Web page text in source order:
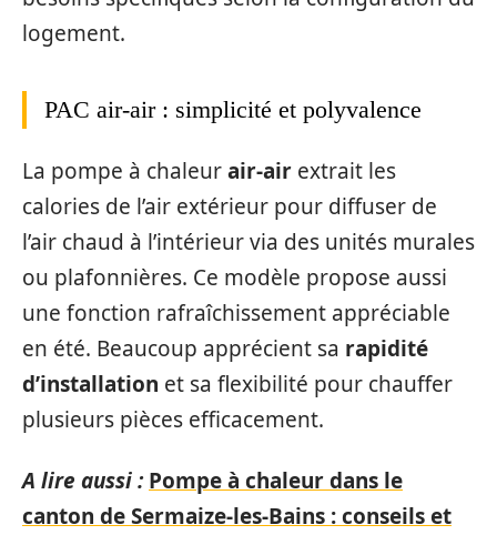
logement.
PAC air-air : simplicité et polyvalence
La pompe à chaleurair-air extrait les
calories de l’air extérieur pour diffuser de
l’air chaud à l’intérieur via des unités murales
ou plafonnières. Ce modèle propose aussi
une fonction rafraîchissement appréciable
en été. Beaucoup apprécient sa rapidité
d’installation et sa flexibilité pour chauffer
plusieurs pièces efficacement.
A lire aussi : Pompe à chaleur dans le
canton de Sermaize-les-Bains : conseils et